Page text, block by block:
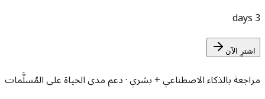
3 days
اشترِ الآن
مراجعة بالذكاء الاصطناعي + بشري · دعم مدى الحياة على المُسلَّمات